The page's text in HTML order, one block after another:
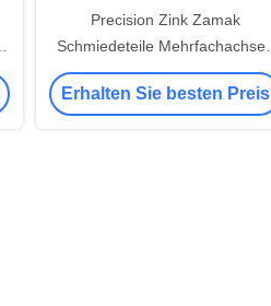
Precision Zink Zamak
Schmiedeteile Mehrfachachsen
CNC Drehmaschine Drehteile
Erhalten Sie besten Preis